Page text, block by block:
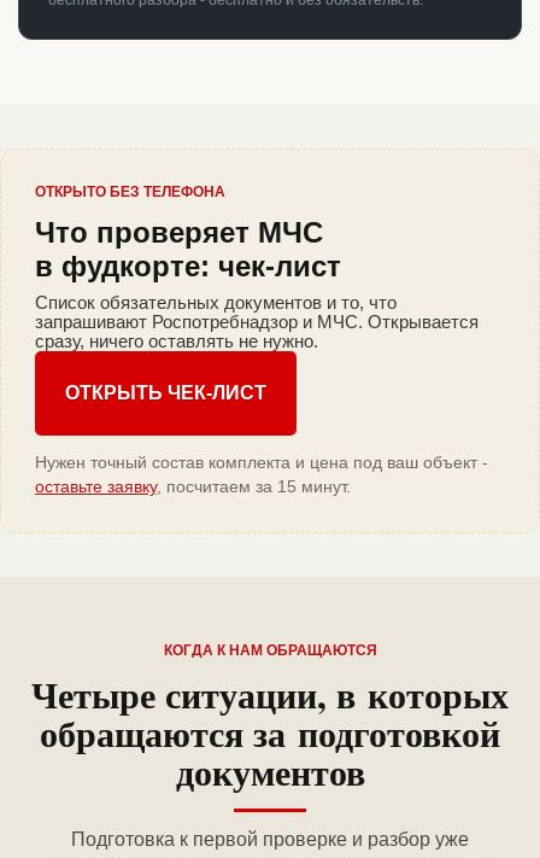
ОТКРЫТО БЕЗ ТЕЛЕФОНА
Что проверяет МЧС
в фудкорте: чек-лист
Список обязательных документов и то, что
запрашивают Роспотребнадзор и МЧС. Открывается
сразу, ничего оставлять не нужно.
ОТКРЫТЬ ЧЕК-ЛИСТ
Нужен точный состав комплекта и цена под ваш объект -
оставьте заявку, посчитаем за 15 минут.
КОГДА К НАМ ОБРАЩАЮТСЯ
Четыре ситуации, в которых
обращаются за подготовкой
документов
Подготовка к первой проверке и разбор уже